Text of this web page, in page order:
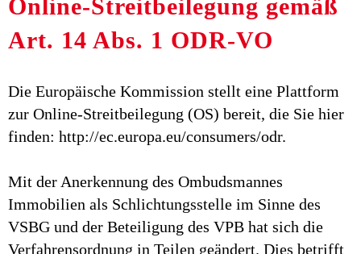
Online-Streitbeilegung gemäß
Art. 14 Abs. 1 ODR-VO
Die Europäische Kommission stellt eine Plattform
zur Online-Streitbeilegung (OS) bereit, die Sie hier
finden: http://ec.europa.eu/consumers/odr.
Mit der Anerkennung des Ombudsmannes
Immobilien als Schlichtungsstelle im Sinne des
VSBG und der Beteiligung des VPB hat sich die
Verfahrensordnung in Teilen geändert. Dies betrifft